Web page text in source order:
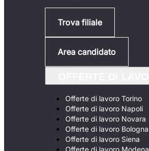
Trova filiale
Area candidato
Offerte di lavoro Torino
Offerte di lavoro Napoli
Offerte di lavoro Novara
Offerte di lavoro Bologna
Offerte di lavoro Siena
Offerte di lavoro Modena